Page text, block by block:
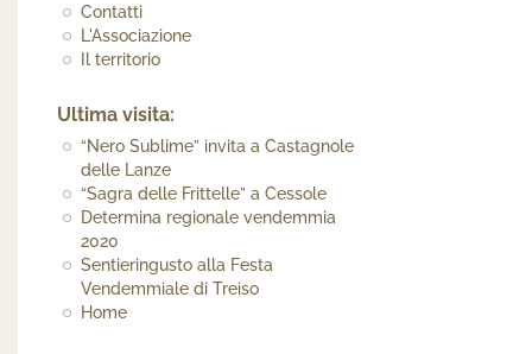
Contatti
L'Associazione
Il territorio
Ultima visita:
“Nero Sublime” invita a Castagnole
delle Lanze
“Sagra delle Frittelle” a Cessole
Determina regionale vendemmia
2020
Sentieringusto alla Festa
Vendemmiale di Treiso
Home